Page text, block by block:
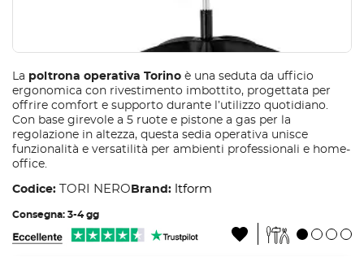
La poltrona operativa Torino è una seduta da ufficio
ergonomica con rivestimento imbottito, progettata per
offrire comfort e supporto durante l’utilizzo quotidiano.
Con base girevole a 5 ruote e pistone a gas per la
regolazione in altezza, questa sedia operativa unisce
funzionalità e versatilità per ambienti professionali e home-
office.
Codice: TORI NERO Brand: ltform
Consegna: 3-4 gg